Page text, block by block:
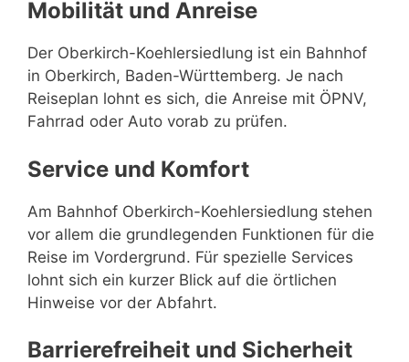
Mobilität und Anreise
Der Oberkirch-Koehlersiedlung ist ein Bahnhof
in Oberkirch, Baden-Württemberg. Je nach
Reiseplan lohnt es sich, die Anreise mit ÖPNV,
Fahrrad oder Auto vorab zu prüfen.
Service und Komfort
Am Bahnhof Oberkirch-Koehlersiedlung stehen
vor allem die grundlegenden Funktionen für die
Reise im Vordergrund. Für spezielle Services
lohnt sich ein kurzer Blick auf die örtlichen
Hinweise vor der Abfahrt.
Barrierefreiheit und Sicherheit